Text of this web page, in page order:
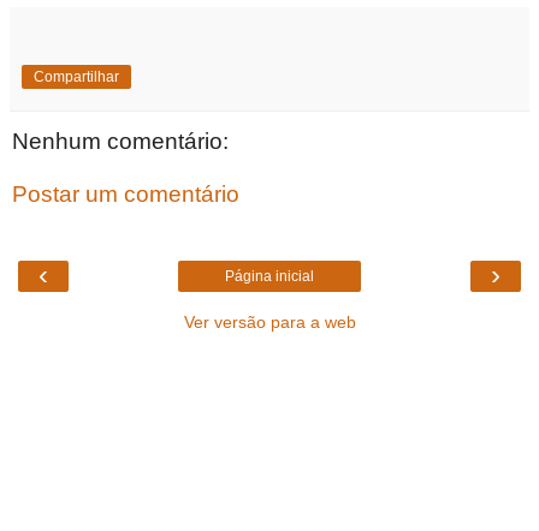
Compartilhar
Nenhum comentário:
Postar um comentário
‹ ›
Página inicial
Ver versão para a web